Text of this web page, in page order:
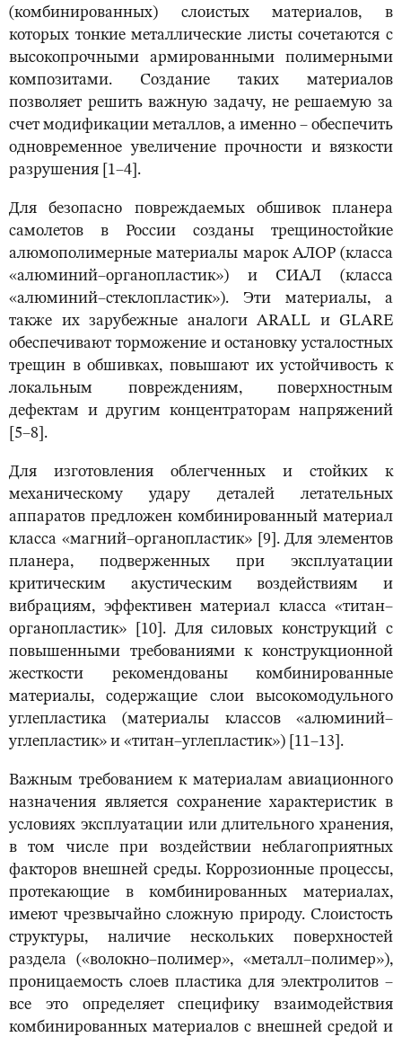
(комбинированных) слоистых материалов, в
которых тонкие металлические листы сочетаются с
высокопрочными армированными полимерными
композитами. Создание таких материалов
позволяет решить важную задачу, не решаемую за
счет модификации металлов, а именно – обеспечить
одновременное увеличение прочности и вязкости
разрушения [1–4].
Для безопасно повреждаемых обшивок планера
самолетов в России созданы трещиностойкие
алюмополимерные материалы марок АЛОР (класса
«алюминий–органопластик») и СИАЛ (класса
«алюминий–стеклопластик»). Эти материалы, а
также их зарубежные аналоги ARALL и GLARE
обеспечивают торможение и остановку усталостных
трещин в обшивках, повышают их устойчивость к
локальным повреждениям, поверхностным
дефектам и другим концентраторам напряжений
[5–8].
Для изготовления облегченных и стойких к
механическому удару деталей летательных
аппаратов предложен комбинированный материал
класса «магний–органопластик» [9]. Для элементов
планера, подверженных при эксплуатации
критическим акустическим воздействиям и
вибрациям, эффективен материал класса «титан–
органопластик» [10]. Для силовых конструкций с
повышенными требованиями к конструкционной
жесткости рекомендованы комбинированные
материалы, содержащие слои высокомодульного
углепластика (материалы классов «алюминий–
углепластик» и «титан–углепластик») [11–13].
Важным требованием к материалам авиационного
назначения является сохранение характеристик в
условиях эксплуатации или длительного хранения,
в том числе при воздействии неблагоприятных
факторов внешней среды. Коррозионные процессы,
протекающие в комбинированных материалах,
имеют чрезвычайно сложную природу. Слоистость
структуры, наличие нескольких поверхностей
раздела («волокно–полимер», «металл–полимер»),
проницаемость слоев пластика для электролитов –
все это определяет специфику взаимодействия
комбинированных материалов с внешней средой и